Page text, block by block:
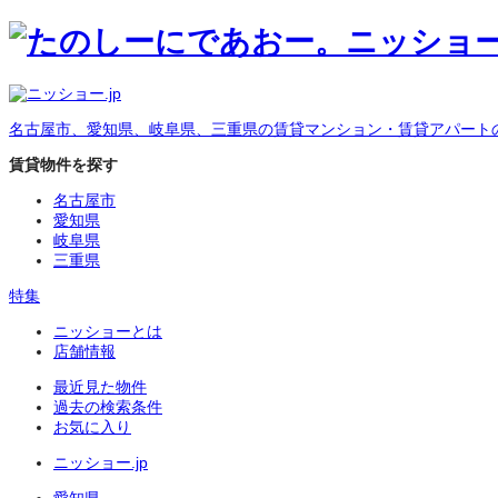
名古屋市、愛知県、岐阜県、三重県の賃貸マンション・賃貸アパート
賃貸物件を探す
名古屋市
愛知県
岐阜県
三重県
特集
ニッショーとは
店舗情報
最近見た物件
過去の検索条件
お気に入り
ニッショー.jp